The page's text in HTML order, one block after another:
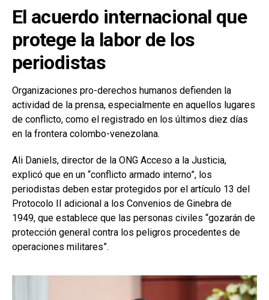
El acuerdo internacional que
protege la labor de los
periodistas
Organizaciones pro-derechos humanos defienden la
actividad de la prensa, especialmente en aquellos lugares
de conflicto, como el registrado en los últimos diez días
en la frontera colombo-venezolana.
Ali Daniels, director de la ONG Acceso a la Justicia,
explicó que en un “conflicto armado interno”, los
periodistas deben estar protegidos por el artículo 13 del
Protocolo II adicional a los Convenios de Ginebra de
1949, que establece que las personas civiles “gozarán de
protección general contra los peligros procedentes de
operaciones militares”.